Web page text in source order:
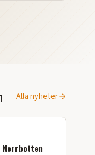
Alla nyheter
Norrbotten